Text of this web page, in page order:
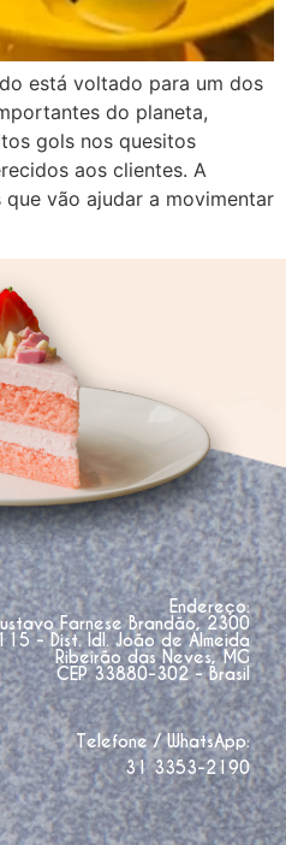
está voltado para um dos
do planeta,
gols nos quesitos
aos clientes. A
vão ajudar a movimentar
Endereço:
Farnese Brandão, 2300
- Dist. Idl. João de Almeida
Ribeirão das Neves, MG
CEP 33880-302 - Brasil
Telefone / WhatsApp:
31 3353-2190